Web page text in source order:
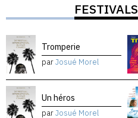
FESTIVALS
Tromperie
parJosué Morel
Un héros
parJosué Morel